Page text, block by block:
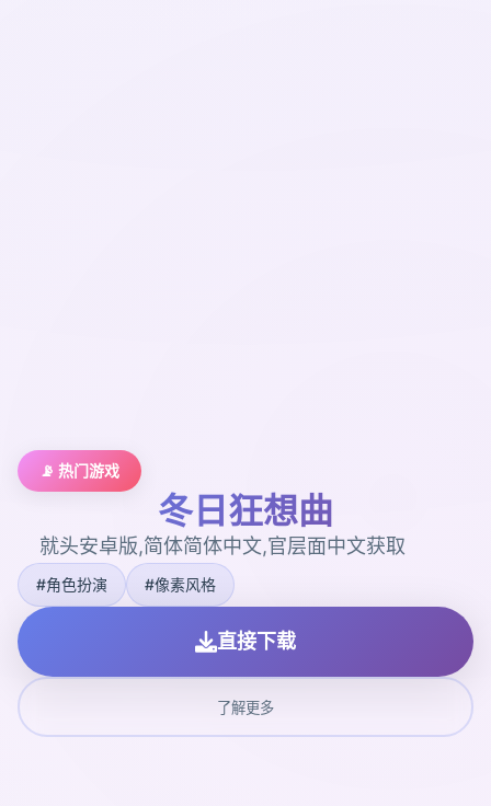
📡 热门游戏
冬日狂想曲
就头安卓版,简体简体中文,官层面中文获取
#角色扮演 #像素风格
直接下载
了解更多